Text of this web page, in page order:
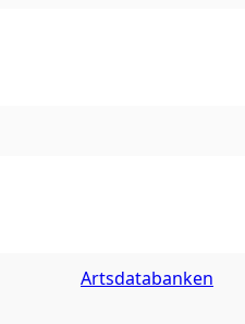
Artsdatabanken